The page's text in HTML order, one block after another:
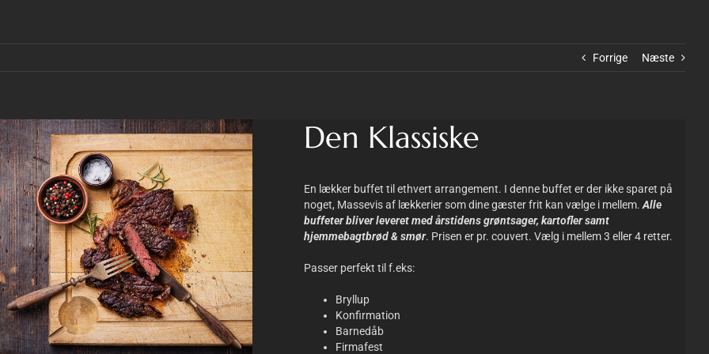
Forrige Næste
Den Klassiske
En lækker buffet til ethvert arrangement. I denne buffet er der ikke sparet på
noget, Massevis af lækkerier som dine gæster frit kan vælge i mellem.Alle
buffeter bliver leveret med årstidens grøntsager, kartofler samt
hjemmebagtbrød & smør. Prisen er pr. couvert. Vælg i mellem 3 eller 4 retter.
Passer perfekt til f.eks:
Bryllup
Konfirmation
Barnedåb
Firmafest